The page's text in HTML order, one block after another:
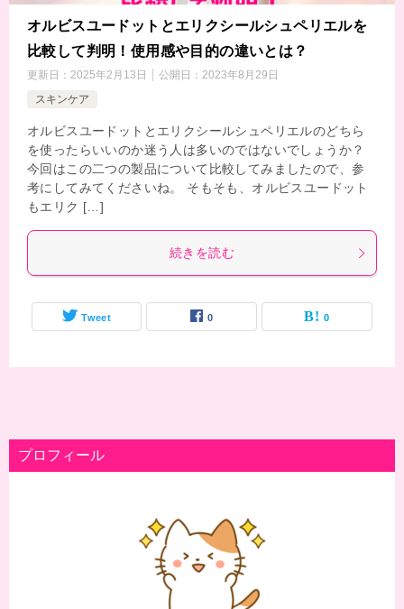
オルビスユードットとエリクシールシュペリエルを
比較して判明！使用感や目的の違いとは？
更新日： 2025年2月13日 公開日： 2023年8月29日
スキンケア
オルビスユードットとエリクシールシュペリエルのどちら
を使ったらいいのか迷う人は多いのではないでしょうか？
今回はこの二つの製品について比較してみましたので、参
考にしてみてくださいね。 そもそも、オルビスユードット
もエリク […]
続きを読む
Tweet 0 0
プロフィール